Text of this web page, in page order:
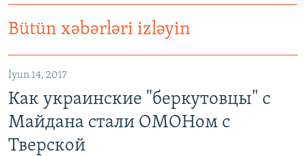
Bütün xəbərləri izləyin
İyun 14, 2017
Как украинские "беркутовцы" с
Майдана стали ОМОНом с
Тверской